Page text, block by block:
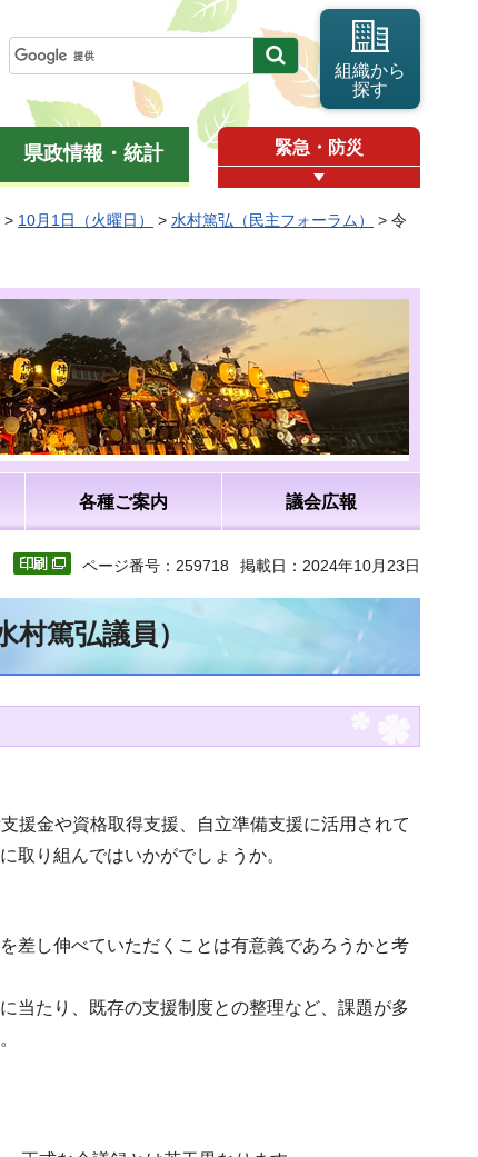
組織から
探す
県政情報・統計 緊急・防災
> 10月1日（火曜日） > 水村篤弘（民主フォーラム）
> 令
各種ご案内 議会広報
ページ番号：259718 掲載日：2024年10月23日
篤弘議員）
援金や資格取得支援、自立準備支援に活用されて
取り組んではいかがでしょうか。
差し伸べていただくことは有意義であろうかと考
当たり、既存の支援制度との整理など、課題が多